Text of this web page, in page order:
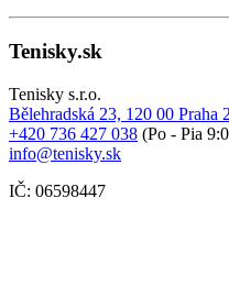
Tenisky.sk
Tenisky s.r.o.
Bělehradská 23, 120 00 Praha 2
+420 736 427 038 (Po - Pia
info@tenisky.sk
IČ: 06598447